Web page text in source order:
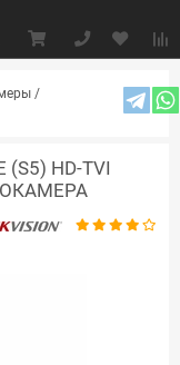
/
(S5) HD-TVI